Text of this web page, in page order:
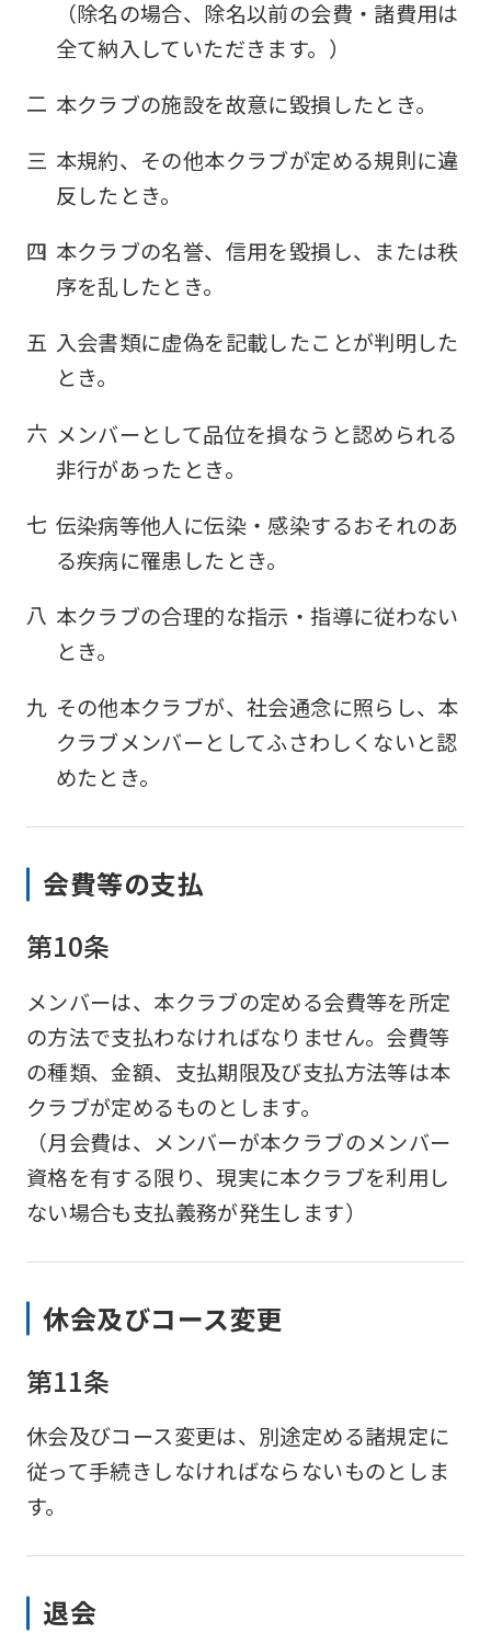
（除名の場合、除名以前の会費・諸費用は
全て納入していただきます。）
二 本クラブの施設を故意に毀損したとき。
三 本規約、その他本クラブが定める規則に違
反したとき。
四 本クラブの名誉、信用を毀損し、または秩
序を乱したとき。
五 入会書類に虚偽を記載したことが判明した
とき。
六 メンバーとして品位を損なうと認められる
非行があったとき。
七 伝染病等他人に伝染・感染するおそれのあ
る疾病に罹患したとき。
八 本クラブの合理的な指示・指導に従わない
とき。
九 その他本クラブが、社会通念に照らし、本
クラブメンバーとしてふさわしくないと認
めたとき。
会費等の支払
第10条
メンバーは、本クラブの定める会費等を所定
の方法で支払わなければなりません。会費等
の種類、金額、支払期限及び支払方法等は本
クラブが定めるものとします。
（月会費は、メンバーが本クラブのメンバー
資格を有する限り、現実に本クラブを利用し
ない場合も支払義務が発生します）
休会及びコース変更
第11条
休会及びコース変更は、別途定める諸規定に
従って手続きしなければならないものとしま
す。
退会
foreigners
website
is
automatically
translated
into
English.
Click
below
translation)
to